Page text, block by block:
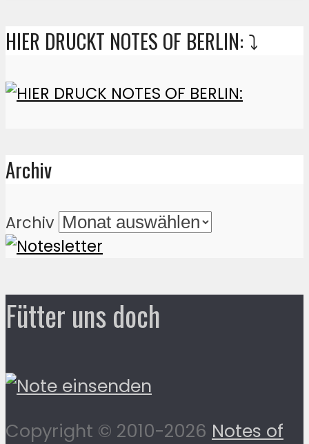
HIER DRUCKT NOTES OF BERLIN: ⤵️
Archiv
Archiv
Fütter uns doch
Copyright © 2010-2026 Notes of